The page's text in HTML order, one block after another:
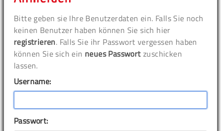
Bitte geben sie Ihre Benutzerdaten ein. Falls Sie noch
keinen Benutzer haben können Sie sich hier
registrieren. Falls Sie ihr Passwort vergessen haben
können Sie sich ein neues Passwort zuschicken
lassen.
Username:
Passwort: